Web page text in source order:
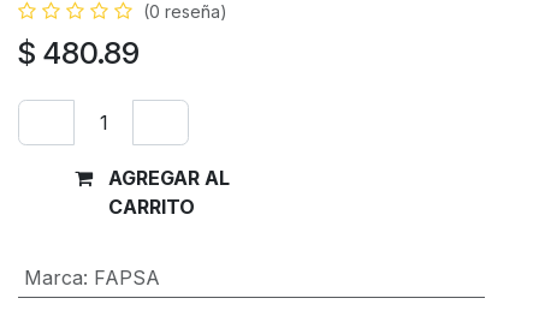
(0 reseña)
$ 480.89
AGREGAR AL
CARRITO
Marca: FAPSA